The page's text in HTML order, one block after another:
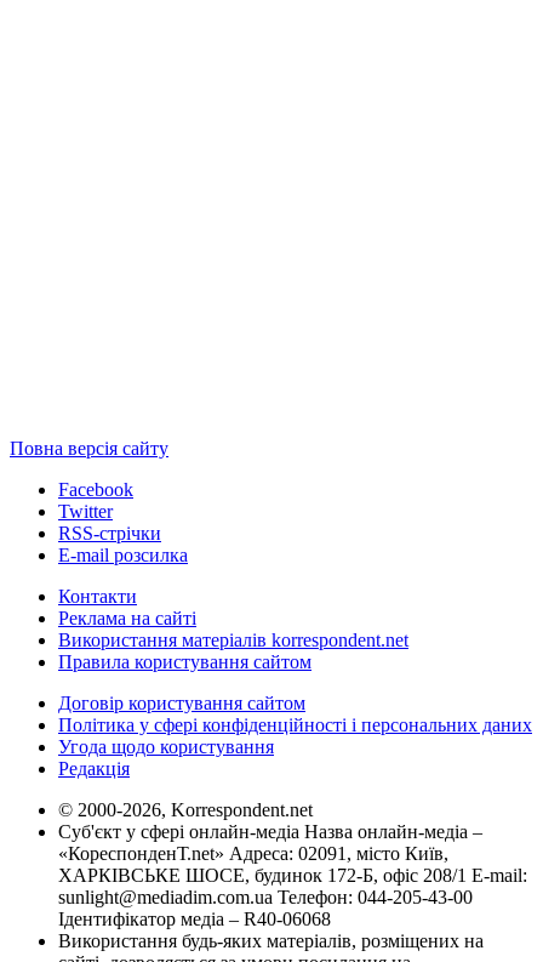
Повна версія сайту
Facebook
Twitter
RSS-стрічки
E-mail розсилка
Контакти
Реклама на сайті
Використання матеріалів korrespondent.net
Правила користування сайтом
Договір користування сайтом
Політика у сфері конфіденційності і персональних даних
Угода щодо користування
Редакція
© 2000-2026, Korrespondent.net
Суб'єкт у сфері онлайн-медіа Назва онлайн-медіа –
«КореспонденТ.net» Адреса: 02091, місто Київ,
ХАРКІВСЬКЕ ШОСЕ, будинок 172-Б, офіс 208/1 E-mail:
sunlight@mediadim.com.ua Телефон: 044-205-43-00
Ідентифікатор медіа – R40-06068
Використання будь-яких матеріалів, розміщених на